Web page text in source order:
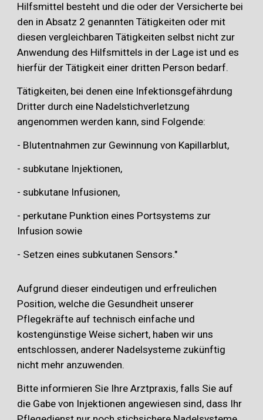
Hilfsmittel besteht und die oder der Versicherte bei
den in Absatz 2 genannten Tätigkeiten oder mit
diesen vergleichbaren Tätigkeiten selbst nicht zur
Anwendung des Hilfsmittels in der Lage ist und es
hierfür der Tätigkeit einer dritten Person bedarf.
Tätigkeiten, bei denen eine Infektionsgefährdung
Dritter durch eine Nadelstichverletzung
angenommen werden kann, sind Folgende:
- Blutentnahmen zur Gewinnung von Kapillarblut,
- subkutane Injektionen,
- subkutane Infusionen,
- perkutane Punktion eines Portsystems zur
Infusion sowie
- Setzen eines subkutanen Sensors."
Aufgrund dieser eindeutigen und erfreulichen
Position, welche die Gesundheit unserer
Pflegekräfte auf technisch einfache und
kostengünstige Weise sichert, haben wir uns
entschlossen, anderer Nadelsysteme zukünftig
nicht mehr anzuwenden.
Bitte informieren Sie Ihre Arztpraxis, falls Sie auf
die Gabe von Injektionen angewiesen sind, dass Ihr